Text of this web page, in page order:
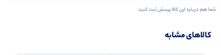
شما هم درباره این کالا پرسش ثبت کنید
کالاهای مشابه